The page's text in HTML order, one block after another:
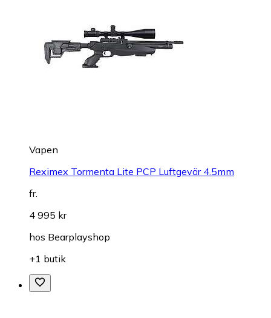
Vapen
Reximex Tormenta Lite PCP Luftgevär 4.5mm
fr.
4 995 kr
hos Bearplayshop
+1 butik